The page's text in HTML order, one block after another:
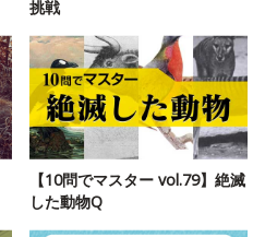
挑戦
【10問でマスター vol.79】絶滅
した動物Q